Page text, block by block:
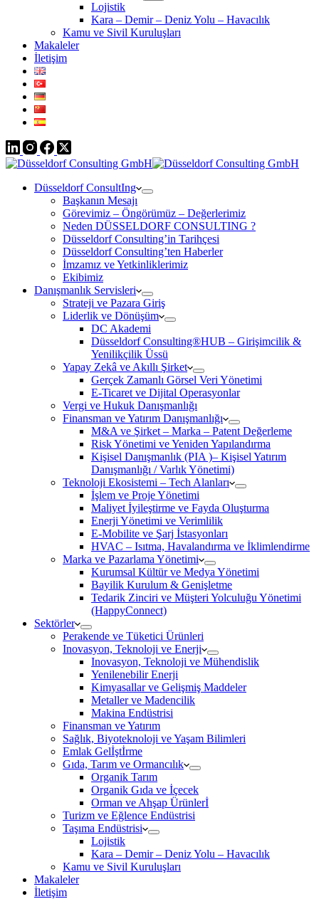
Lojistik
Kara – Demir – Deniz Yolu – Havacılık
Kamu ve Sivil Kuruluşları
Makaleler
İletişim
Düsseldorf ConsultIng
Başkanın Mesajı
Görevimiz – Öngörümüz – Değerlerimiz
Neden DÜSSELDORF CONSULTING ?
Düsseldorf Consulting’in Tarihçesi
Düsseldorf Consulting’ten Haberler
İmzamız ve Yetkinliklerimiz
Ekibimiz
Danışmanlık Servisleri
Strateji ve Pazara Giriş
Liderlik ve Dönüşüm
DC Akademi
Düsseldorf Consulting®HUB – Girişimcilik &
Yenilikçilik Üssü
Yapay Zekâ ve Akıllı Şirket
Gerçek Zamanlı Görsel Veri Yönetimi
E-Ticaret ve Dijital Operasyonlar
Vergi ve Hukuk Danışmanlığı
Finansman ve Yatırım Danışmanlığı
M&A ve Şirket – Marka – Patent Değerleme
Risk Yönetimi ve Yeniden Yapılandırma
Kişisel Danışmanlık (PIA )– Kişisel Yatırım
Danışmanlığı / Varlık Yönetimi)
Teknoloji Ekosistemi – Tech Alanları
İşlem ve Proje Yönetimi
Maliyet İyileştirme ve Fayda Oluşturma
Enerji Yönetimi ve Verimlilik
E-Mobilite ve Şarj İstasyonları
HVAC – Isıtma, Havalandırma ve İklimlendirme
Marka ve Pazarlama Yönetimi
Kurumsal Kültür ve Medya Yönetimi
Bayilik Kurulum & Genişletme
Tedarik Zinciri ve Müşteri Yolculuğu Yönetimi
(HappyConnect)
Sektörler
Perakende ve Tüketici Ürünleri
Inovasyon, Teknoloji ve Enerji
Inovasyon, Teknoloji ve Mühendislik
Yenilenebilir Enerji
Kimyasallar ve Gelişmiş Maddeler
Metaller ve Madencilik
Makina Endüstrisi
Finansman ve Yatırım
Sağlık, Biyoteknoloji ve Yaşam Bilimleri
Emlak Gelİştİrme
Gıda, Tarım ve Ormancılık
Organik Tarım
Organik Gıda ve İçecek
Orman ve Ahşap Ürünlerİ
Turizm ve Eğlence Endüstrisi
Taşıma Endüstrisi
Lojistik
Kara – Demir – Deniz Yolu – Havacılık
Kamu ve Sivil Kuruluşları
Makaleler
İletişim